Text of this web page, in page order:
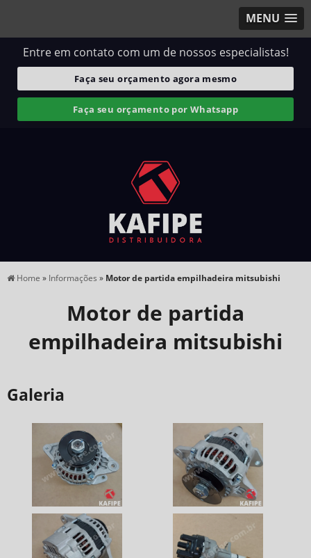
MENU
Entre em contato com um de nossos especialistas!
Faça seu orçamento agora mesmo
Faça seu orçamento por Whatsapp
Home » Informações » Motor de partida empilhadeira mitsubishi
Motor de partida
empilhadeira mitsubishi
Galeria